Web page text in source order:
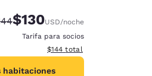
tachado:
Precio con descuento:
$130USD/noche
Tarifa para socios
Ver detalles del total
$144 total
habitaciones